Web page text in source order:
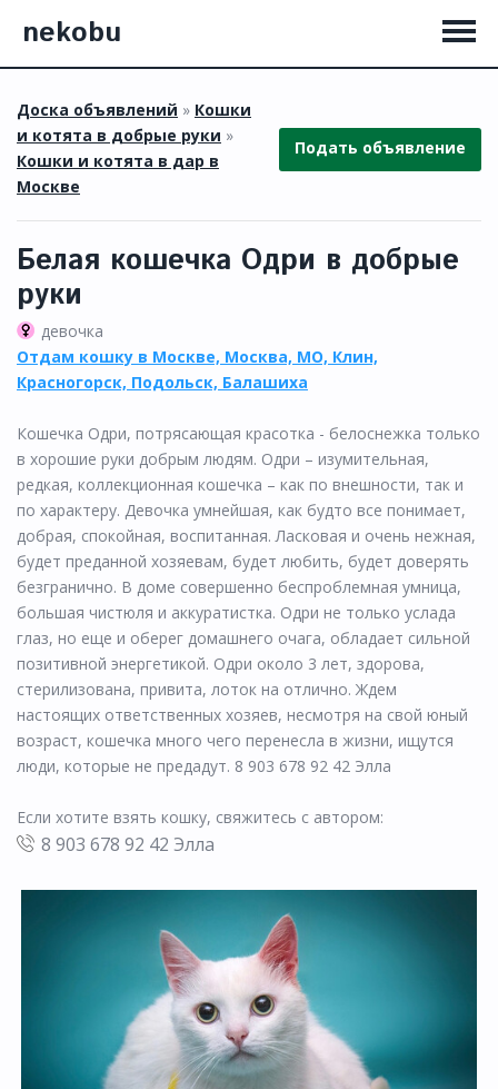
nekobu
Доска объявлений » Кошки
и котята в добрые руки »
Кошки и котята в дар в
Москве
Подать объявление
Белая кошечка Одри в добрые
руки
девочка
Отдам кошку в Москве, Москва, МО, Клин,
Красногорск, Подольск, Балашиха
Кошечка Одри, потрясающая красотка - белоснежка только
в хорошие руки добрым людям. Одри – изумительная,
редкая, коллекционная кошечка – как по внешности, так и
по характеру. Девочка умнейшая, как будто все понимает,
добрая, спокойная, воспитанная. Ласковая и очень нежная,
будет преданной хозяевам, будет любить, будет доверять
безгранично. В доме совершенно беспроблемная умница,
большая чистюля и аккуратистка. Одри не только услада
глаз, но еще и оберег домашнего очага, обладает сильной
позитивной энергетикой. Одри около 3 лет, здорова,
стерилизована, привита, лоток на отлично. Ждем
настоящих ответственных хозяев, несмотря на свой юный
возраст, кошечка много чего перенесла в жизни, ищутся
люди, которые не предадут. 8 903 678 92 42 Элла
Если хотите взять кошку, свяжитесь с автором:
8 903 678 92 42 Элла